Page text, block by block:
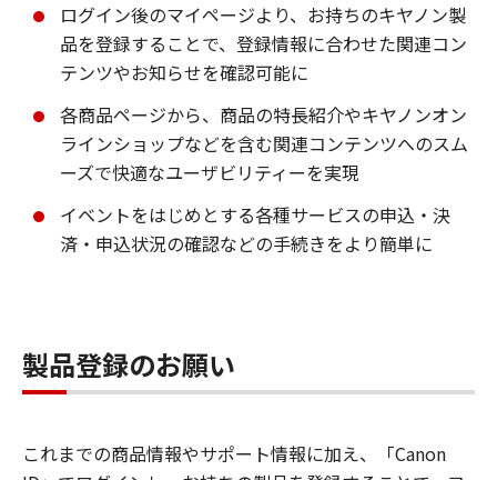
ログイン後のマイページより、お持ちのキヤノン製
品を登録することで、登録情報に合わせた関連コン
テンツやお知らせを確認可能に
各商品ページから、商品の特長紹介やキヤノンオン
ラインショップなどを含む関連コンテンツへのスム
ーズで快適なユーザビリティーを実現
イベントをはじめとする各種サービスの申込・決
済・申込状況の確認などの手続きをより簡単に
製品登録のお願い
これまでの商品情報やサポート情報に加え、「Canon